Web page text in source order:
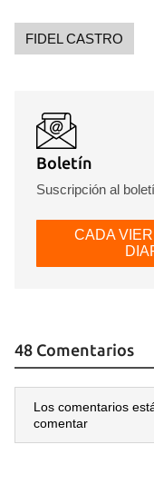
FIDEL CASTRO
Boletín
Suscripción al
CADA
48 Comentarios
Los comentarios
comentar